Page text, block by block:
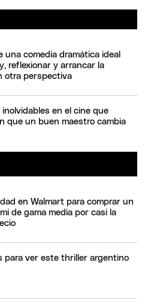
una comedia dramática ideal
reflexionar y arrancar la
otra perspectiva
en el cine que
que un buen maestro cambia
en Walmart para comprar un
de gama media por casi la
para ver este thriller argentino